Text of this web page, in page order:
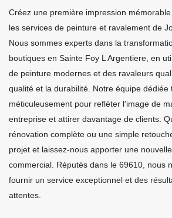
Créez une première impression
les services de peinture et ravalement de
Nous sommes experts dans la
boutiques en Sainte Foy L Argentiere, en
de peinture modernes et des ravaleurs
qualité et la durabilité. Notre équipe dédiée
méticuleusement pour refléter l'image de
entreprise et attirer davantage de clients.
rénovation complète ou une simple
projet et laissez-nous apporter une
commercial. Réputés dans le 69610, nous
fournir un service exceptionnel et des
attentes.